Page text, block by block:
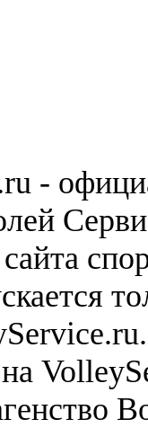
-